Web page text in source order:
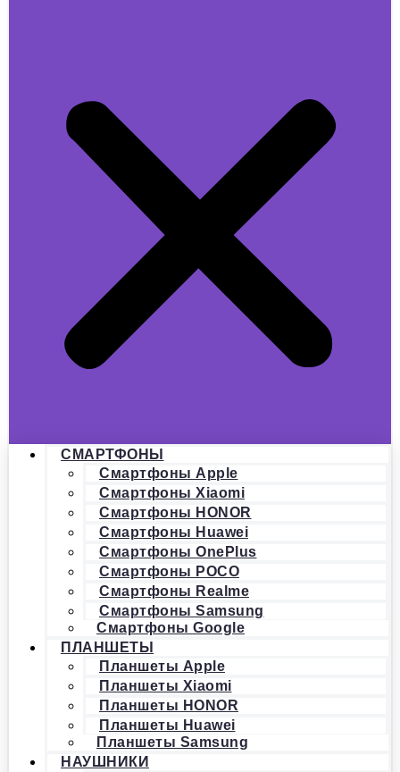
СМАРТФОНЫ
Смартфоны Apple
Смартфоны Xiaomi
Смартфоны HONOR
Смартфоны Huawei
Смартфоны OnePlus
Смартфоны POCO
Смартфоны Realme
Смартфоны Samsung
Смартфоны Google
ПЛАНШЕТЫ
Планшеты Apple
Планшеты Xiaomi
Планшеты HONOR
Планшеты Huawei
Планшеты Samsung
НАУШНИКИ